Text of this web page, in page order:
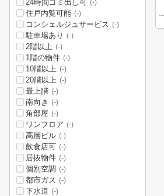
24時間ゴミ出し可 (-)
住戸内覧可能 (-)
コンシェルジュサービス (-)
駐車場あり (-)
2階以上 (-)
1階の物件 (-)
10階以上 (-)
20階以上 (-)
最上階 (-)
南向き (-)
角部屋 (-)
ワンフロア (-)
高層ビル (-)
飲食店可 (-)
居抜物件 (-)
個別空調 (-)
都市ガス (-)
下水道 (-)